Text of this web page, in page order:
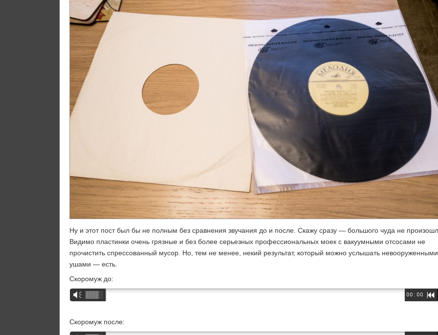
Ну и этот пост был бы не полным без сравнения звучания до и после. Скажу сразу — большого чуда не
Видимо пластинки очень грязные и без более серьезных профессиональных моек с вакуумными отсосами не
прочистить спрессованный мусор. Но, тем не менее, некий результат, который можно услышать невооруженными
ушами — есть.
Скоромуж до:
Аудиоплеер
Vm 00:00 R
Скоромуж после: